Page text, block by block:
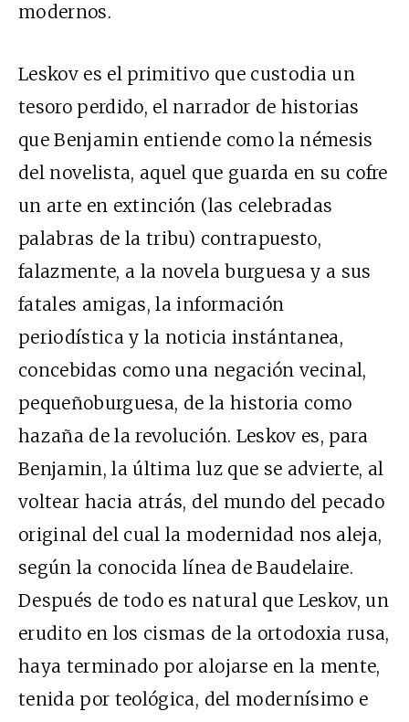
modernos.
Leskov es el primitivo que custodia un
tesoro perdido, el narrador de historias
que Benjamin entiende como la némesis
del novelista, aquel que guarda en su cofre
un arte en extinción (las celebradas
palabras de la tribu) contrapuesto,
falazmente, a la novela burguesa y a sus
fatales amigas, la información
periodística y la noticia instántanea,
concebidas como una negación vecinal,
pequeñoburguesa, de la historia como
hazaña de la revolución. Leskov es, para
Benjamin, la última luz que se advierte, al
voltear hacia atrás, del mundo del pecado
original del cual la modernidad nos aleja,
según la conocida línea de Baudelaire.
Después de todo es natural que Leskov, un
erudito en los cismas de la ortodoxia rusa,
haya terminado por alojarse en la mente,
tenida por teológica, del modernísimo e